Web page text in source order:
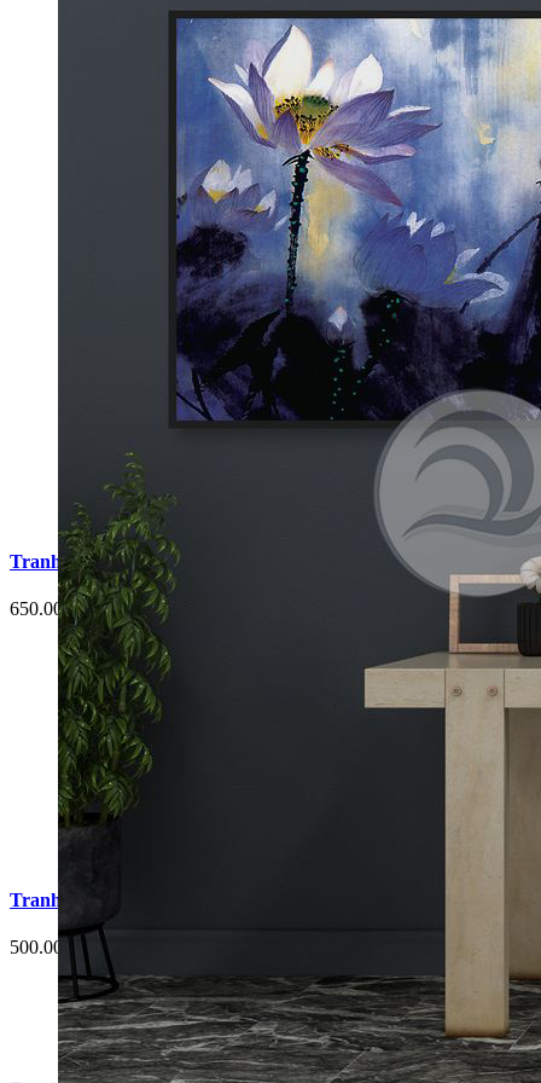
Tranh Cá Chép Hoa Sen Phòng Ngủ G3
500.000 đ
Tranh Cá Chép Hoa Sen Phòng Ngủ G4
650.000 đ